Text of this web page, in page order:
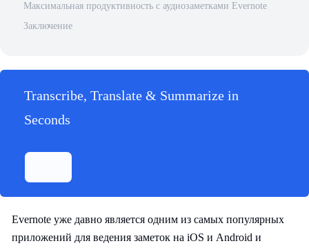
Максимальная продуктивность с аудиозаметками Evernote
Заключение
Transcribe, Translate & Summarize in
Seconds
Evernote уже давно является одним из самых популярных
приложений для ведения заметок на iOS и Android и